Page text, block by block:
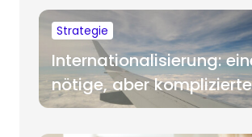
Strategie
Internationalisierung:
nötige, aber
für Startups